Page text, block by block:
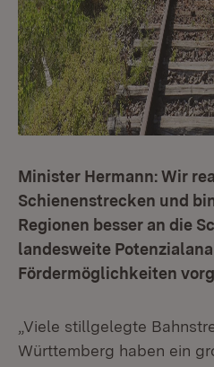
Minister Hermann: Wir
Schienenstrecken und
Regionen besser an die
landesweite
Fördermöglichkeiten
„Viele stillgelegte
Württemberg haben ein